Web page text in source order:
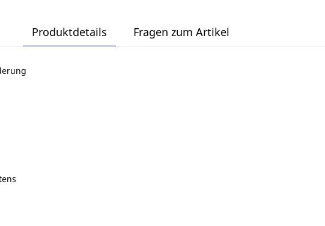
Produktdetails Fragen zum Artikel